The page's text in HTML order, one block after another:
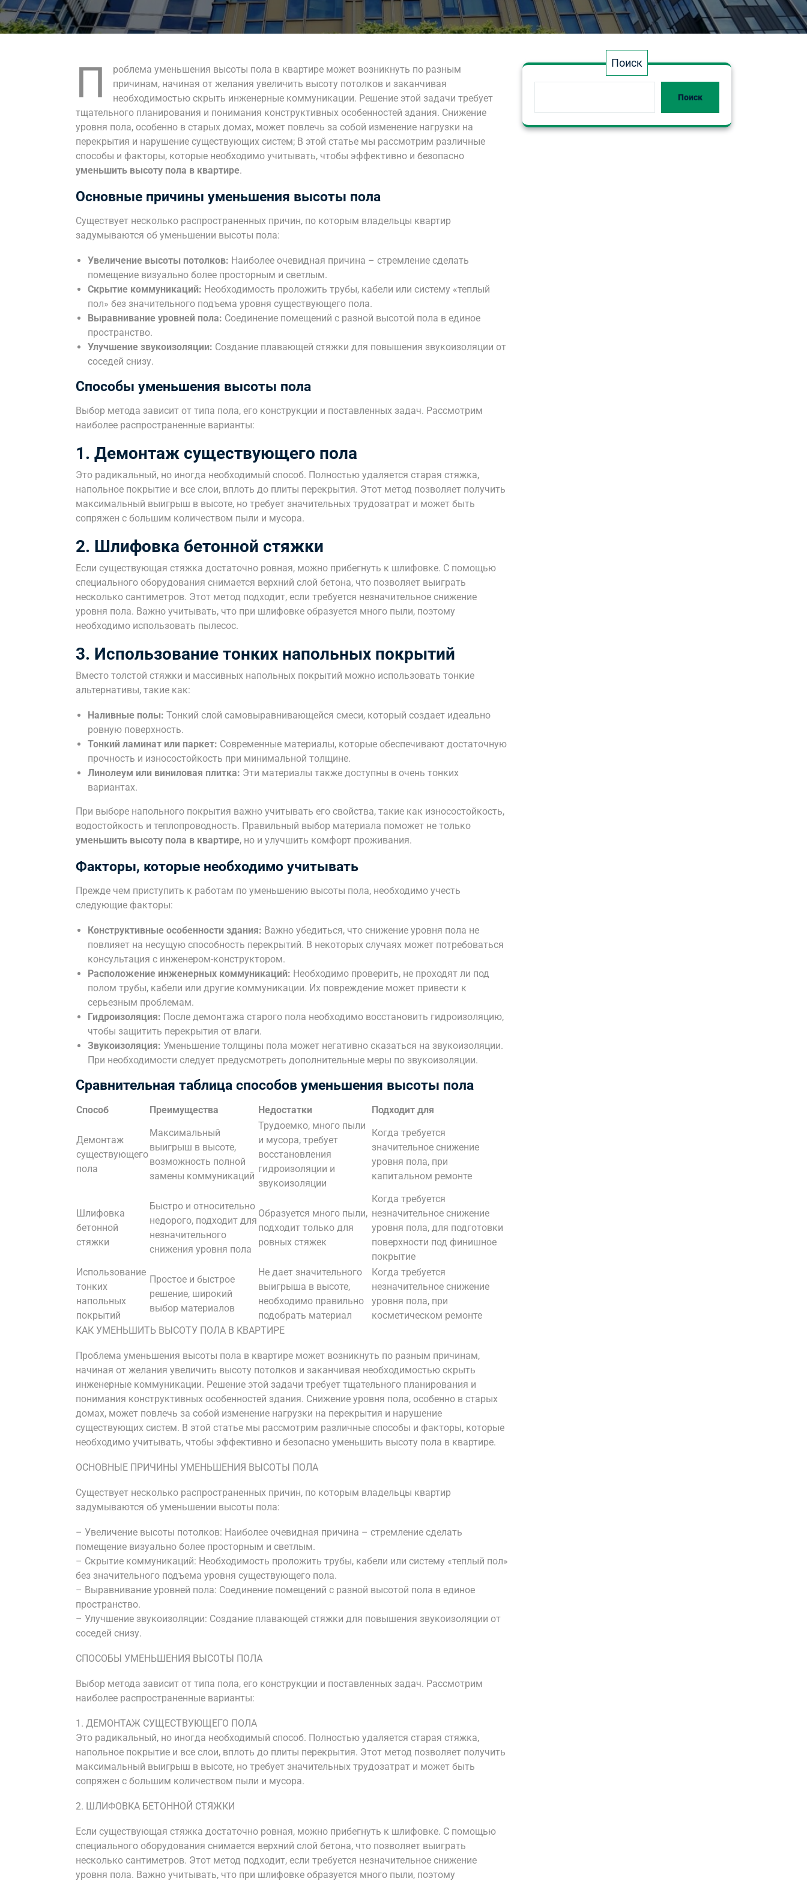
П
роблема уменьшения высоты пола в квартире может возникнуть по разным
причинам, начиная от желания увеличить высоту потолков и заканчивая
необходимостью скрыть инженерные коммуникации. Решение этой задачи требует
тщательного планирования и понимания конструктивных особенностей здания. Снижение
уровня пола, особенно в старых домах, может повлечь за собой изменение нагрузки на
перекрытия и нарушение существующих систем; В этой статье мы рассмотрим различные
способы и факторы, которые необходимо учитывать, чтобы эффективно и безопасно
уменьшить высоту пола в квартире.
Основные причины уменьшения высоты пола
Существует несколько распространенных причин, по которым владельцы квартир
задумываются об уменьшении высоты пола:
Увеличение высоты потолков: Наиболее очевидная причина – стремление сделать
помещение визуально более просторным и светлым.
Скрытие коммуникаций: Необходимость проложить трубы, кабели или систему «теплый
пол» без значительного подъема уровня существующего пола.
Выравнивание уровней пола: Соединение помещений с разной высотой пола в единое
пространство.
Улучшение звукоизоляции: Создание плавающей стяжки для повышения звукоизоляции от
соседей снизу.
Способы уменьшения высоты пола
Выбор метода зависит от типа пола, его конструкции и поставленных задач. Рассмотрим
наиболее распространенные варианты:
1. Демонтаж существующего пола
Это радикальный, но иногда необходимый способ. Полностью удаляется старая стяжка,
напольное покрытие и все слои, вплоть до плиты перекрытия. Этот метод позволяет получить
максимальный выигрыш в высоте, но требует значительных трудозатрат и может быть
сопряжен с большим количеством пыли и мусора.
2. Шлифовка бетонной стяжки
Если существующая стяжка достаточно ровная, можно прибегнуть к шлифовке. С помощью
специального оборудования снимается верхний слой бетона, что позволяет выиграть
несколько сантиметров. Этот метод подходит, если требуется незначительное снижение
уровня пола. Важно учитывать, что при шлифовке образуется много пыли, поэтому
необходимо использовать пылесос.
3. Использование тонких напольных покрытий
Вместо толстой стяжки и массивных напольных покрытий можно использовать тонкие
альтернативы, такие как:
Наливные полы: Тонкий слой самовыравнивающейся смеси, который создает идеально
ровную поверхность.
Тонкий ламинат или паркет: Современные материалы, которые обеспечивают достаточную
прочность и износостойкость при минимальной толщине.
Линолеум или виниловая плитка: Эти материалы также доступны в очень тонких
вариантах.
При выборе напольного покрытия важно учитывать его свойства, такие как износостойкость,
водостойкость и теплопроводность. Правильный выбор материала поможет не только
уменьшить высоту пола в квартире, но и улучшить комфорт проживания.
Факторы, которые необходимо учитывать
Прежде чем приступить к работам по уменьшению высоты пола, необходимо учесть
следующие факторы:
Конструктивные особенности здания: Важно убедиться, что снижение уровня пола не
повлияет на несущую способность перекрытий. В некоторых случаях может потребоваться
консультация с инженером-конструктором.
Расположение инженерных коммуникаций: Необходимо проверить, не проходят ли под
полом трубы, кабели или другие коммуникации. Их повреждение может привести к
серьезным проблемам.
Гидроизоляция: После демонтажа старого пола необходимо восстановить гидроизоляцию,
чтобы защитить перекрытия от влаги.
Звукоизоляция: Уменьшение толщины пола может негативно сказаться на звукоизоляции.
При необходимости следует предусмотреть дополнительные меры по звукоизоляции.
Сравнительная таблица способов уменьшения высоты пола
Способ Преимущества Недостатки Подходит для
Демонтаж
существующего
пола
Максимальный
выигрыш в высоте,
возможность полной
замены коммуникаций
Трудоемко, много пыли
и мусора, требует
восстановления
гидроизоляции и
звукоизоляции
Когда требуется
значительное снижение
уровня пола, при
капитальном ремонте
Шлифовка
бетонной
стяжки
Быстро и относительно
недорого, подходит для
незначительного
снижения уровня пола
Образуется много пыли,
подходит только для
ровных стяжек
Когда требуется
незначительное снижение
уровня пола, для подготовки
поверхности под финишное
покрытие
Использование
тонких
напольных
покрытий
Простое и быстрое
решение, широкий
выбор материалов
Не дает значительного
выигрыша в высоте,
необходимо правильно
подобрать материал
Когда требуется
незначительное снижение
уровня пола, при
косметическом ремонте
КАК УМЕНЬШИТЬ ВЫСОТУ ПОЛА В КВАРТИРЕ
Проблема уменьшения высоты пола в квартире может возникнуть по разным причинам,
начиная от желания увеличить высоту потолков и заканчивая необходимостью скрыть
инженерные коммуникации. Решение этой задачи требует тщательного планирования и
понимания конструктивных особенностей здания. Снижение уровня пола, особенно в старых
домах, может повлечь за собой изменение нагрузки на перекрытия и нарушение
существующих систем. В этой статье мы рассмотрим различные способы и факторы, которые
необходимо учитывать, чтобы эффективно и безопасно уменьшить высоту пола в квартире.
ОСНОВНЫЕ ПРИЧИНЫ УМЕНЬШЕНИЯ ВЫСОТЫ ПОЛА
Существует несколько распространенных причин, по которым владельцы квартир
задумываются об уменьшении высоты пола:
– Увеличение высоты потолков: Наиболее очевидная причина – стремление сделать
помещение визуально более просторным и светлым.
– Скрытие коммуникаций: Необходимость проложить трубы, кабели или систему «теплый пол»
без значительного подъема уровня существующего пола.
– Выравнивание уровней пола: Соединение помещений с разной высотой пола в единое
пространство.
– Улучшение звукоизоляции: Создание плавающей стяжки для повышения звукоизоляции от
соседей снизу.
СПОСОБЫ УМЕНЬШЕНИЯ ВЫСОТЫ ПОЛА
Выбор метода зависит от типа пола, его конструкции и поставленных задач. Рассмотрим
наиболее распространенные варианты:
1. ДЕМОНТАЖ СУЩЕСТВУЮЩЕГО ПОЛА
Это радикальный, но иногда необходимый способ. Полностью удаляется старая стяжка,
напольное покрытие и все слои, вплоть до плиты перекрытия. Этот метод позволяет получить
максимальный выигрыш в высоте, но требует значительных трудозатрат и может быть
сопряжен с большим количеством пыли и мусора.
2. ШЛИФОВКА БЕТОННОЙ СТЯЖКИ
Если существующая стяжка достаточно ровная, можно прибегнуть к шлифовке. С помощью
специального оборудования снимается верхний слой бетона, что позволяет выиграть
несколько сантиметров. Этот метод подходит, если требуется незначительное снижение
уровня пола. Важно учитывать, что при шлифовке образуется много пыли, поэтому
Поиск
Поиск